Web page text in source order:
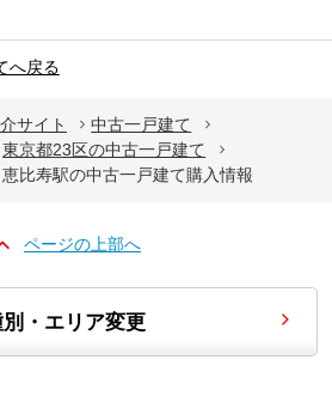
へ戻る
サイト
中古一戸建て
東京都23区の中古一戸建て
恵比寿駅の中古一戸建て購入情報
ページの上部へ
・エリア変更